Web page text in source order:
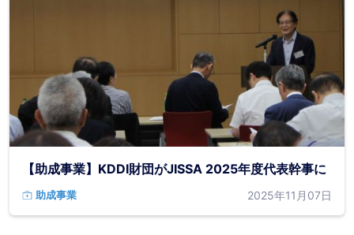
【助成事業】KDDI財団がJISSA 2025年度代表幹事に
助成事業 2025年11月07日